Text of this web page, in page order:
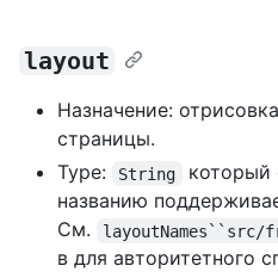
layout
Назначение:
страницы.
Type:
String
который
названию
См.
в для авторитетного